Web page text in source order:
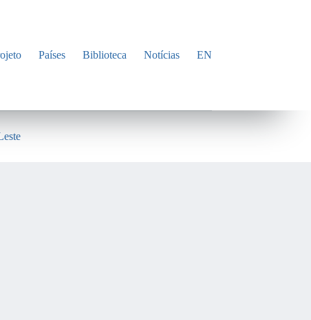
Países Biblioteca Notícias EN